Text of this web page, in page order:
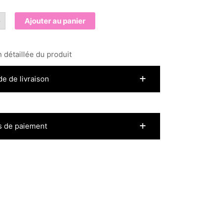
Ajouter au panier
détaillée du produit
de livraison
de paiement